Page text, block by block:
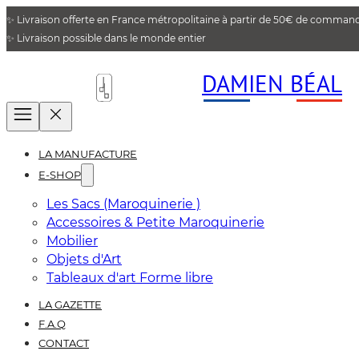
✨ Livraison offerte en France métropolitaine à partir de 50€ de
✨ Livraison possible dans le monde entier
DAMIEN BÉAL
LA MANUFACTURE
E-SHOP
Les Sacs (Maroquinerie )
Accessoires & Petite Maroquinerie
Mobilier
Objets d'Art
Tableaux d'art Forme libre
LA GAZETTE
F.A.Q
CONTACT